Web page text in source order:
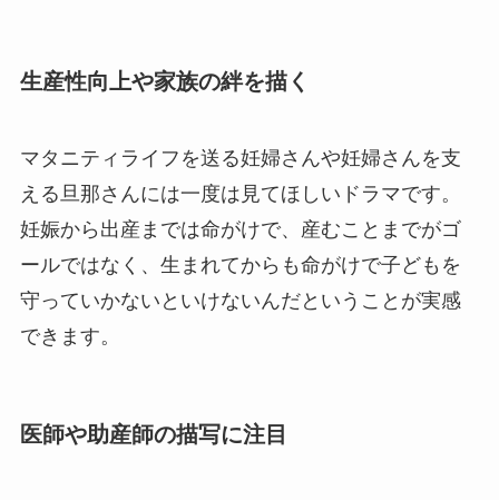
生産性向上や家族の絆を描く
マタニティライフを送る妊婦さんや妊婦さんを支
える旦那さんには一度は見てほしいドラマです。
妊娠から出産までは命がけで、産むことまでがゴ
ールではなく、生まれてからも命がけで子どもを
守っていかないといけないんだということが実感
できます。
医師や助産師の描写に注目